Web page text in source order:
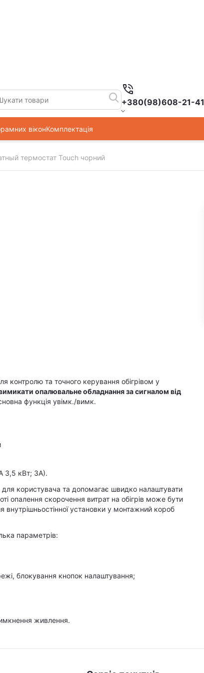
+380(98)608-21-41
віконКомплектація
термостат Touch чорний
контролю та точного керування обігрівом у
опалювальне обладнання за сигналом від
функція увімк./вимк.
3,5 кВт; 3А).
користувача та допомагає швидко налаштувати
опалення скорочення витрат на обігрів може бути
установки у монтажний короб
параметрів:
блокування кнопок налаштування;
живлення.